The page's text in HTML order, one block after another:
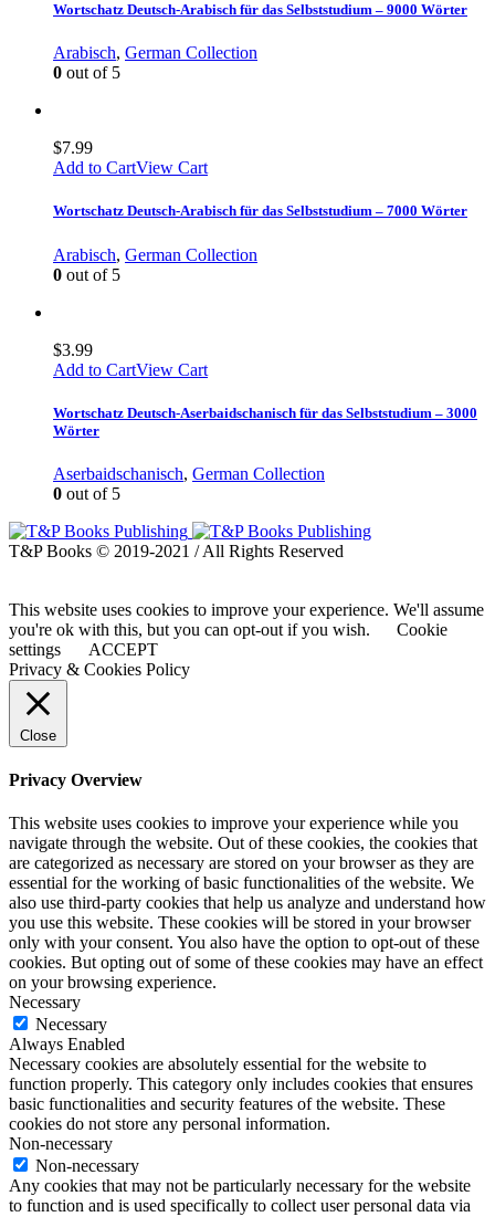
Wortschatz Deutsch-Arabisch für das Selbststudium – 9000 Wörter
Arabisch, German Collection
0 out of 5
$7.99
Add to CartView Cart
Wortschatz Deutsch-Arabisch für das Selbststudium – 7000 Wörter
Arabisch, German Collection
0 out of 5
$3.99
Add to CartView Cart
Wortschatz Deutsch-Aserbaidschanisch für das Selbststudium – 3000
Wörter
Aserbaidschanisch, German Collection
0 out of 5
T&P Books © 2019-2021 / All Rights Reserved
This website uses cookies to improve your experience. We'll assume
you're ok with this, but you can opt-out if you wish.
Cookie
settings
ACCEPT
Privacy & Cookies Policy
Close
Privacy Overview
This website uses cookies to improve your experience while you
navigate through the website. Out of these cookies, the cookies that
are categorized as necessary are stored on your browser as they are
essential for the working of basic functionalities of the website. We
also use third-party cookies that help us analyze and understand how
you use this website. These cookies will be stored in your browser
only with your consent. You also have the option to opt-out of these
cookies. But opting out of some of these cookies may have an effect
on your browsing experience.
Necessary
Necessary
Always Enabled
Necessary cookies are absolutely essential for the website to
function properly. This category only includes cookies that ensures
basic functionalities and security features of the website. These
cookies do not store any personal information.
Non-necessary
Non-necessary
Any cookies that may not be particularly necessary for the website
to function and is used specifically to collect user personal data via